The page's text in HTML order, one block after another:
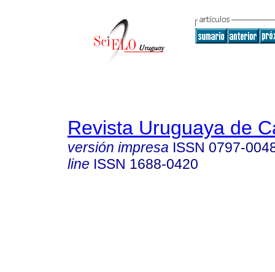
Revista Uruguaya de
versión impresa ISSN 0797-
line ISSN 1688-0420